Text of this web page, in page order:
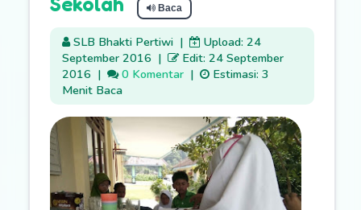
Baca
SLB Bhakti Pertiwi |
Upload: 24
September 2016 |
Edit: 24 September
2016 | 0 Komentar |
Estimasi: 3
Menit Baca